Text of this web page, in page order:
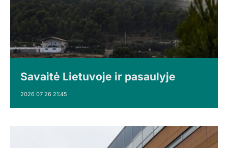
Savaitė Lietuvoje ir pasaulyje
2026 07 26 21:45